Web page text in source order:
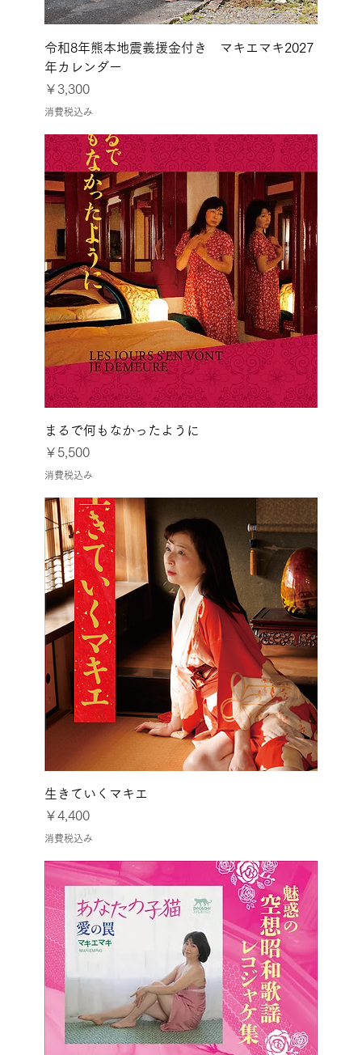
令和8年熊本地震義援金付き マキエマキ2027
年カレンダー
価格
￥3,300
消費税込み
まるで何もなかったように
価格
￥5,500
消費税込み
生きていくマキエ
価格
￥4,400
消費税込み